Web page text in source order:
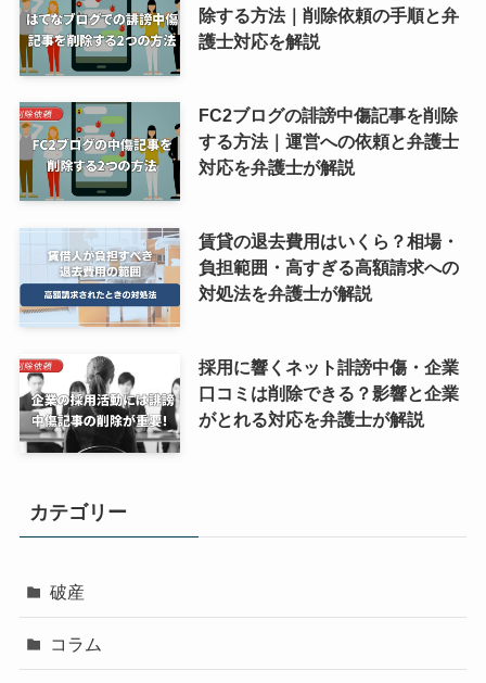
除する方法｜削除依頼の手順と弁
護士対応を解説
FC2ブログの誹謗中傷記事を削除
する方法｜運営への依頼と弁護士
対応を弁護士が解説
賃貸の退去費用はいくら？相場・
負担範囲・高すぎる高額請求への
対処法を弁護士が解説
採用に響くネット誹謗中傷・企業
口コミは削除できる？影響と企業
がとれる対応を弁護士が解説
カテゴリー
破産
コラム